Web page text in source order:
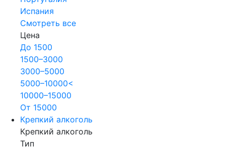
Испания
Смотреть все
Цена
До 1500
1500–3000
3000–5000
5000–10000<
10000–15000
От 15000
Крепкий алкоголь
Крепкий алкоголь
Тип